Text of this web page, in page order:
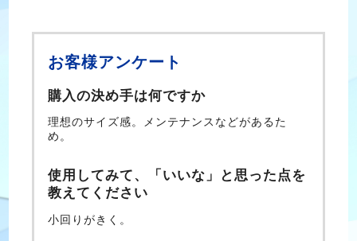
お客様アンケート
購入の決め手は何ですか
理想のサイズ感。メンテナンスなどがあるた
め。
使用してみて、「いいな」と思った点を
教えてください
小回りがきく。